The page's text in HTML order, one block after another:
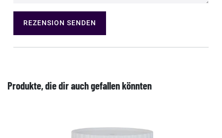
REZENSION SENDEN
Produkte, die dir auch gefallen könnten